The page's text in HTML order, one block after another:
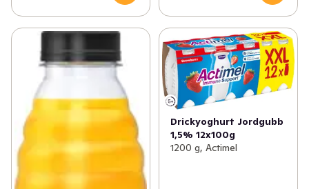
Drickyoghurt Jordgubb
1,5% 12x100g
1200 g, Actimel